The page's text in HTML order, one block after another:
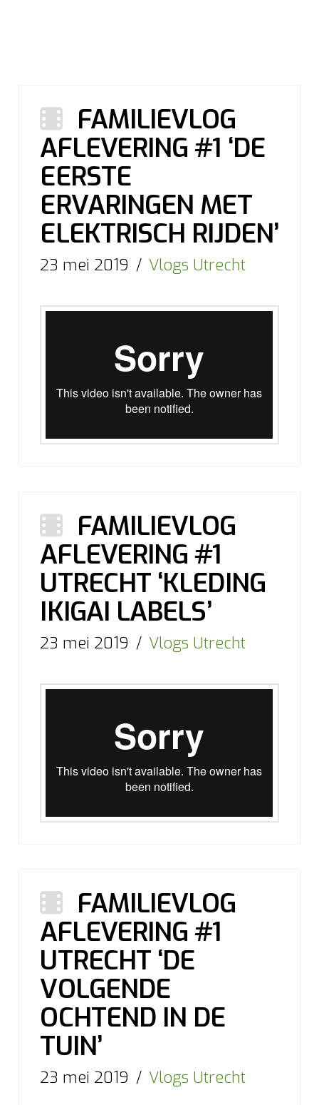
FAMILIEVLOG
AFLEVERING #1 ‘DE
EERSTE
ERVARINGEN MET
ELEKTRISCH RIJDEN’
23 mei 2019 Vlogs Utrecht
FAMILIEVLOG
AFLEVERING #1
UTRECHT ‘KLEDING
IKIGAI LABELS’
23 mei 2019 Vlogs Utrecht
FAMILIEVLOG
AFLEVERING #1
UTRECHT ‘DE
VOLGENDE
OCHTEND IN DE
TUIN’
23 mei 2019 Vlogs Utrecht